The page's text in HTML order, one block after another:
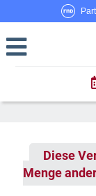
Diese
Menge